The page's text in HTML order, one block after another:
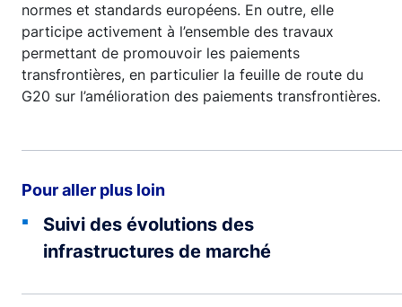
normes et standards européens. En outre, elle
participe activement à l’ensemble des travaux
permettant de promouvoir les paiements
transfrontières, en particulier la feuille de route du
G20 sur l’amélioration des paiements transfrontières.
Pour aller plus loin
Suivi des évolutions des
infrastructures de marché